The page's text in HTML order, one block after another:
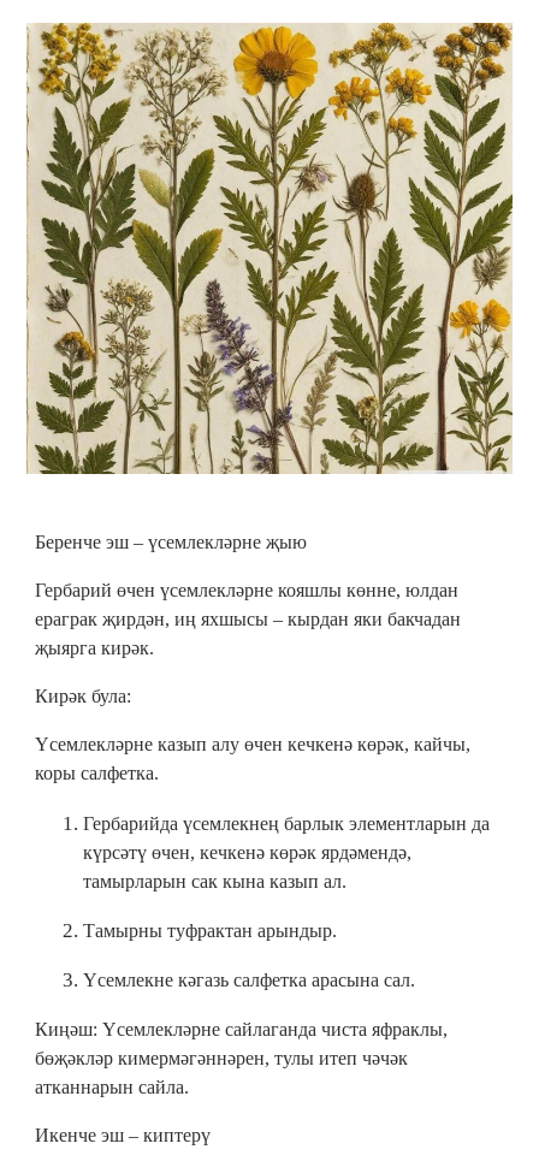
Беренче эш – үсемлекләрне җыю
Гербарий өчен үсемлекләрне кояшлы көнне, юлдан
ераграк җирдән, иң яхшысы – кырдан яки бакчадан
җыярга кирәк.
Кирәк була:
Үсемлекләрне казып алу өчен кечкенә көрәк, кайчы,
коры салфетка.
Гербарийда үсемлекнең барлык элементларын да
күрсәтү өчен, кечкенә көрәк ярдәмендә,
тамырларын сак кына казып ал.
Тамырны туфрактан арындыр.
Үсемлекне кәгазь салфетка арасына сал.
Киңәш: Үсемлекләрне сайлаганда чиста яфраклы,
бөҗәкләр кимермәгәннәрен, тулы итеп чәчәк
атканнарын сайла.
Икенче эш – киптерү